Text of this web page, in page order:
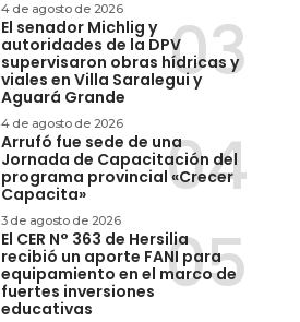
4 de agosto de 2026
El senador Michlig y
autoridades de la DPV
supervisaron obras hídricas y
viales en Villa Saralegui y
Aguará Grande
4 de agosto de 2026
Arrufó fue sede de una
Jornada de Capacitación del
programa provincial «Crecer
Capacita»
3 de agosto de 2026
El CER N° 363 de Hersilia
recibió un aporte FANI para
equipamiento en el marco de
fuertes inversiones
educativas